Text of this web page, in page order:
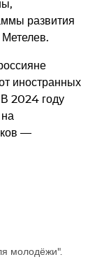
развития
иностранных
2024 году
—
молодёжи".